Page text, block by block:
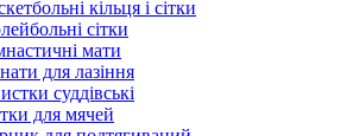
кільця і сітки
сітки
мати
для лазіння
суддівські
для мячей